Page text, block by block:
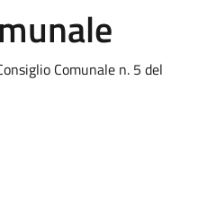
Comunale n. 5 del